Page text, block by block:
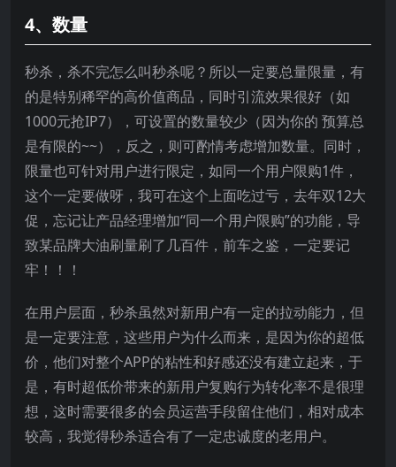
4、数量
秒杀，杀不完怎么叫秒杀呢？所以一定要总量限量，有
的是特别稀罕的高价值商品，同时引流效果很好（如
1000元抢IP7），可设置的数量较少（因为你的 预算总
是有限的~~），反之，则可酌情考虑增加数量。同时，
限量也可针对用户进行限定，如同一个用户限购1件，
这个一定要做呀，我可在这个上面吃过亏，去年双12大
促，忘记让产品经理增加“同一个用户限购”的功能，导
致某品牌大油刷量刷了几百件，前车之鉴，一定要记
牢！！！
在用户层面，秒杀虽然对新用户有一定的拉动能力，但
是一定要注意，这些用户为什么而来，是因为你的超低
价，他们对整个APP的粘性和好感还没有建立起来，于
是，有时超低价带来的新用户复购行为转化率不是很理
想，这时需要很多的会员运营手段留住他们，相对成本
较高，我觉得秒杀适合有了一定忠诚度的老用户。